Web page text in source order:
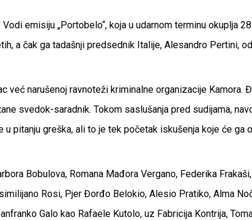
emisiju „Portobelo“, koja u udarnom terminu okuplja
a čak ga tadašnji predsednik Italije, Alesandro Pertini,
već narušenoj ravnoteži kriminalne organizacije
svedok-saradnik. Tokom saslušanja pred sudijama,
pitanju greška, ali to je tek početak iskušenja koje će ga
Bobulova, Romana Mađora Vergano, Federika
Rosi, Pjer Đorđo Belokio, Alesio Pratiko, Alma
Galo kao Rafaele Kutolo, uz Fabricija Kontrija,